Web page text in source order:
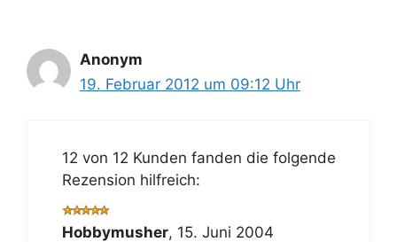
Anonym
19. Februar 2012 um 09:12 Uhr
12 von 12 Kunden fanden die folgende
Rezension hilfreich:
Hobbymusher, 15. Juni 2004